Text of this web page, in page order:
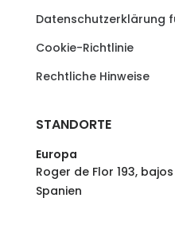
Datenschutzerklärung
Cookie-Richtlinie
Rechtliche Hinweise
STANDORTE
Europa
Roger de Flor 193,
Spanien